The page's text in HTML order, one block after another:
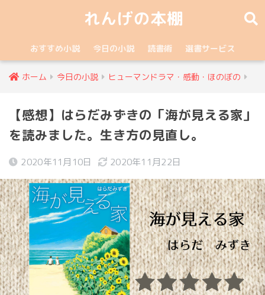
れんげの本棚
おすすめ小説 今日の小説 読書術 選書サービス
ホーム 今日の小説 ヒューマンドラマ・感動・ほのぼの
【感想】はらだみずきの「海が見える家」
を読みました。生き方の見直し。
2020年11月10日 2020年11月22日